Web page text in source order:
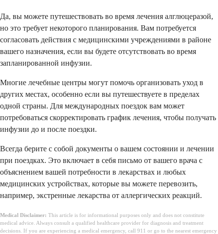
Да, вы можете путешествовать во время лечения алглюцеразой,
но это требует некоторого планирования. Вам потребуется
согласовать действия с медицинскими учреждениями в районе
вашего назначения, если вы будете отсутствовать во время
запланированной инфузии.
Многие лечебные центры могут помочь организовать уход в
других местах, особенно если вы путешествуете в пределах
одной страны. Для международных поездок вам может
потребоваться скорректировать график лечения, чтобы получать
инфузии до и после поездки.
Всегда берите с собой документы о вашем состоянии и лечении
при поездках. Это включает в себя письмо от вашего врача с
объяснением вашей потребности в лекарствах и любых
медицинских устройствах, которые вы можете перевозить,
например, экстренные лекарства от аллергических реакций.
Medical Disclaimer: This article is for informational purposes only and does not constitute
medical advice. Always consult a qualified healthcare provider for diagnosis and treatment
decisions. If you are experiencing a medical emergency, call 911 or go to the nearest emergency